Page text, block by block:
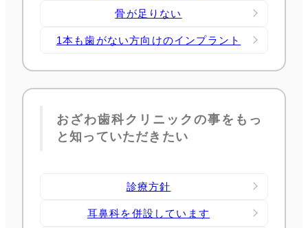
骨が足りない
1本も歯がない方向けのインプラント
おざわ歯科クリニックの事をもっ
と知っていただきたい
診療方針
耳鼻科を併設しています